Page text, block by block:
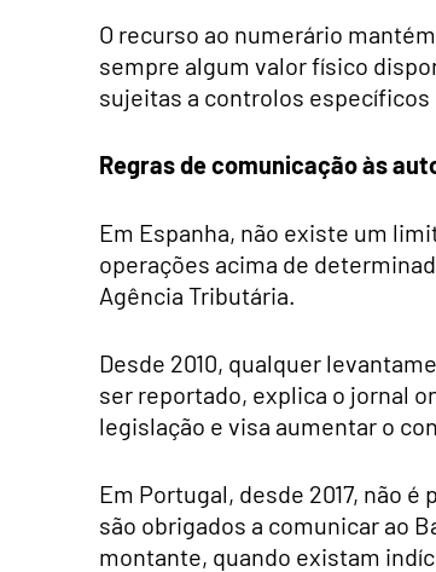
O recurso ao numerário
sempre algum valor físico
sujeitas a controlos específicos
Regras de comunicação às
Em Espanha, não existe um
operações acima de
Agência Tributária.
Desde 2010, qualquer
ser reportado, explica o jornal
legislação e visa aumentar o
Em Portugal, desde 2017, não
são obrigados a comunicar ao
montante, quando existam